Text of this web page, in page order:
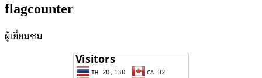
flagcounter
ผู้เยี่ยมชม